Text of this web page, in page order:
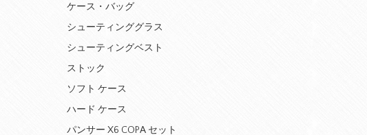
ケース・バッグ
シューティンググラス
シューティングベスト
ストック
ソフト ケース
ハード ケース
パンサー X6 COPA セット